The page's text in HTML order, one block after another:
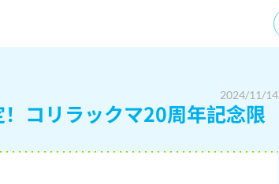
2024/11/14
コリラックマ20周年記念限